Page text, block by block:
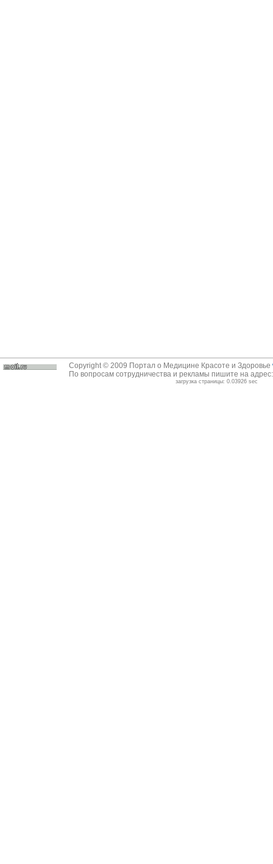
Copyright © 2009 Портал о Медицине Красоте и Здоровье
По вопросам сотрудничества и рекламы пишите на
загрузка страницы: 0.03926 sec